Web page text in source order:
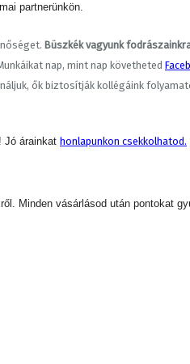
partnerünkön.
Büszkék vagyunk
nap, mint nap követheted
ők biztosítják kollégáink
Jó árainkat honlapunkon csekkolhatod.
Minden vásárlásod után pontokat